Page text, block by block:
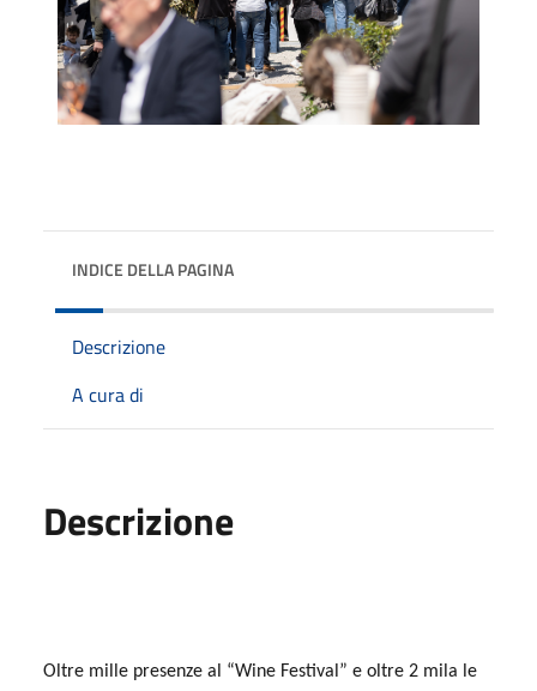
INDICE DELLA PAGINA
Descrizione
A cura di
Descrizione
Oltre mille presenze al “Wine Festival” e oltre 2 mila le